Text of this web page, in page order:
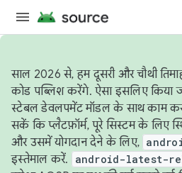
साल 2026 से, हम दूसरी और चौथी
कोड पब्लिश करेंगे. ऐसा इसलिए किया
स्टेबल डेवलपमेंट मॉडल के साथ काम
सकें कि प्लैटफ़ॉर्म, पूरे सिस्टम के लिए
और उसमें योगदान देने के लिए,
इस्तेमाल करें.
android-latest-